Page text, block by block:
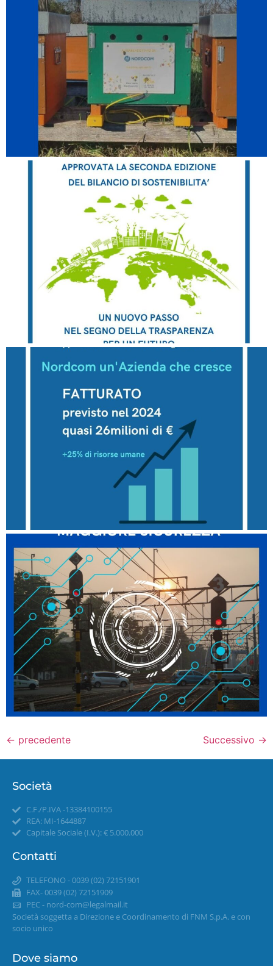
← precedente Successivo →
Società
C.F./P.IVA -13384100155
REA: MI-1644887
Capitale Sociale (I.V.): € 5.000.000
Contatti
TELEFONO - 0039 (02) 72151901
FAX- 0039 (02) 72151909
PEC - nord-com@legalmail.it
Società soggetta a Direzione e Coordinamento di FNM S.p.A. e con
socio unico
Dove siamo